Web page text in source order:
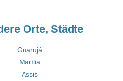
Orte, Städte
Guarujá
Marília
Assis